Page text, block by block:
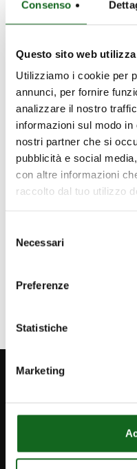
Consenso
Questo sito web
Utilizziamo i cookie per
annunci, per fornire
analizzare il nostro
informazioni sul modo
nostri partner che si
pubblicità e social
con altre informazioni
raccolto dal tuo utilizzo
delNecessari
Preferenze
Statistiche
Marketing
normes de
Toutes les
gamme Energy
notamment :
Système de
Système anti-
Moteurs à
et la fiabilité